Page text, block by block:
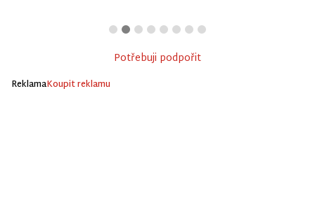
Potřebuji podpořit
ReklamaKoupit reklamu